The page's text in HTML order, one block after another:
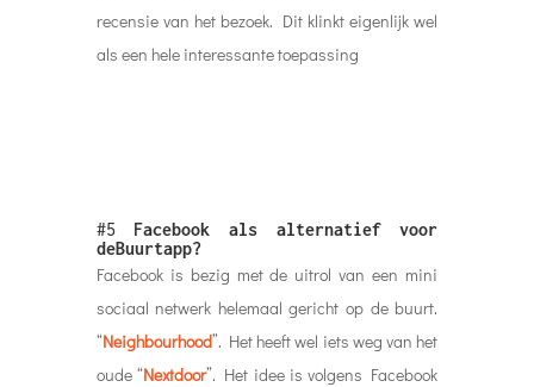
recensie van het bezoek. Dit klinkt eigenlijk wel
als een hele interessante toepassing
#5Facebook als alternatief voor
deBuurtapp?
Facebook is bezig met de uitrol van een mini
sociaal netwerk helemaal gericht op de buurt.
“Neighbourhood”. Het heeft wel iets weg van het
oude “Nextdoor”. Het idee is volgens Facebook